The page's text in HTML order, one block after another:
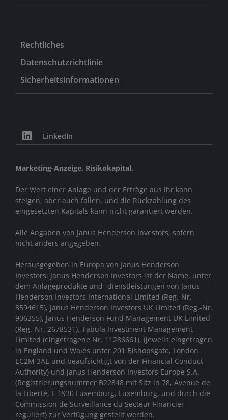
Rechtliches
Datenschutzrichtlinie
Sicherheitsinformationen
LinkedIn
Marketing-Anzeige. Risikokapital.
Der Wert einer Anlage und der Erträge aus ihr kann
steigen, aber auch fallen, und die Rückzahlung des
eingesetzten Kapitals kann nicht garantiert werden.
Alle Angaben von Janus Henderson Investors, sofern
nicht anders angegeben.
Herausgegeben in Europa von Janus Henderson
Investors. Janus Henderson Investors ist der Name, unter
dem Anlageprodukte und -dienstleistungen von Janus
Henderson Investors International Limited (Reg.-Nr.
3594615), Janus Henderson Investors UK Limited (Reg.-Nr.
906355), Janus Henderson Fund Management UK Limited
(Reg.-Nr. 2678531), Tabula Investment Management
Limited (eingetragene Nr. 11286661), (jeweils eingetragen
in England und Wales unter 201 Bishopsgate, London
EC2M 3AE und beaufsichtigt von der Financial Conduct
Authority) und Janus Henderson Investors Europe S.A.
(Registrierungsnummer B22848 mit Sitz in 78, Avenue de
la Liberté, L-1930 Luxemburg, Luxemburg, und durch die
Commission de Surveillance du Secteur Financier
reguliert) zur Verfügung gestellt werden.